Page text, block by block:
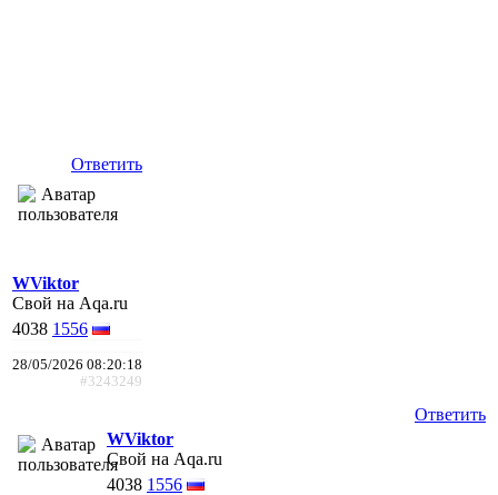
Ответить
WViktor
Свой на Aqa.ru
4038 1556
28/05/2026 08:20:18
#3243249
Ответить
WViktor
Свой на Aqa.ru
4038 1556